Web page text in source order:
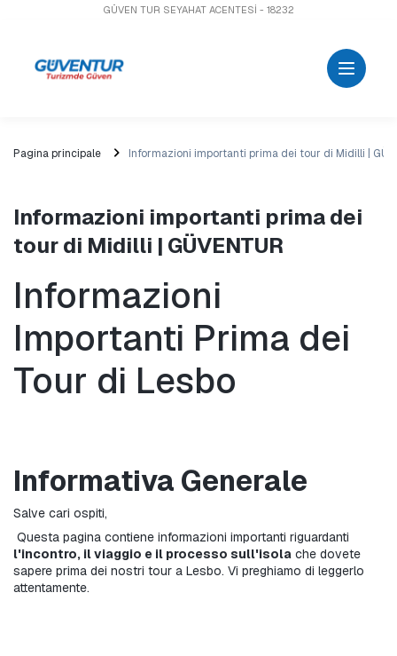
GÜVEN TUR SEYAHAT ACENTESİ - 18232
Pagina principale Informazioni importanti prima dei tour di Midilli |
Informazioni importanti prima dei
tour di Midilli | GÜVENTUR
Informazioni
Importanti Prima dei
Tour di Lesbo
Informativa Generale
Salve cari ospiti,
l'incontro, il viaggio e il processo sull'isola che dovete
sapere prima dei nostri tour a Lesbo. Vi preghiamo di leggerlo
attentamente.